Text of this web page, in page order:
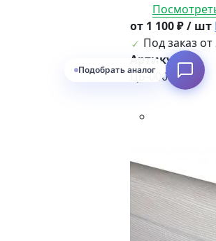
от 1 100 ₽ / шт
Под заказ от
Артикул:
ЦБ-00001778
Подобрать аналог